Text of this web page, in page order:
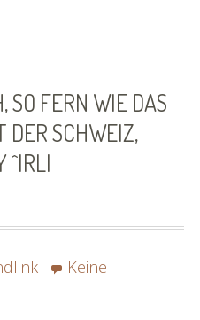
SO FERN WIE DAS
DER SCHWEIZ,
^IRLI
Keine